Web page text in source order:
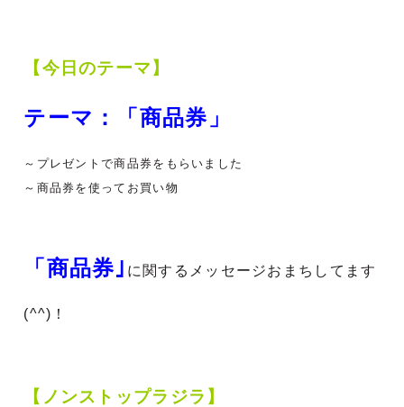
【今日のテーマ】
テーマ：「商品券」
～プレゼントで商品券をもらいました
～商品券を使ってお買い物
「商品券｣ に関する メッセージおまちしてます
(^^)！
【ノンストップラジラ】